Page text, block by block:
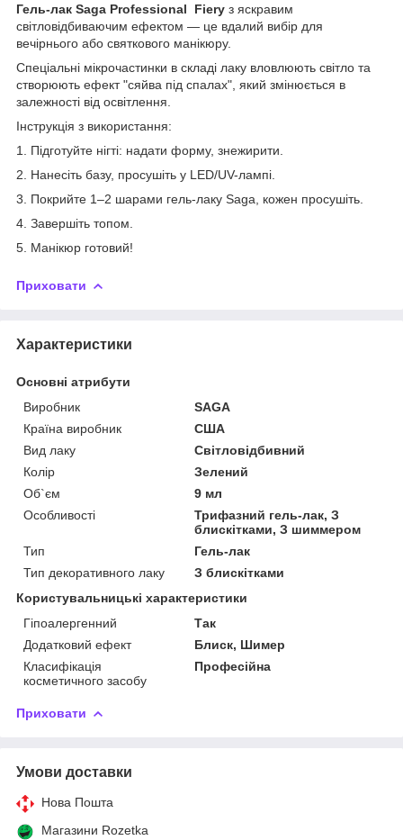
Гель-лак Saga Professional Fiery з яскравим
світловідбиваючим ефектом — це вдалий вибір для
вечірнього або святкового манікюру.
Спеціальні мікрочастинки в складі лаку вловлюють світло та
створюють ефект "сяйва під спалах", який змінюється в
залежності від освітлення.
Інструкція з використання:
1. Підготуйте нігті: надати форму, знежирити.
2. Нанесіть базу, просушіть у LED/UV-лампі.
3. Покрийте 1–2 шарами гель-лаку Saga, кожен просушіть.
4. Завершіть топом.
5. Манікюр готовий!
Приховати
Характеристики
Основні атрибути
Виробник
SAGA
Країна виробник
США
Вид лаку
Світловідбивний
Колір
Зелений
Об`єм
9 мл
Особливості
Трифазний гель-лак, З
блискітками, З шиммером
Тип
Гель-лак
Тип декоративного лаку
З блискітками
Користувальницькі характеристики
Гіпоалергенний
Так
Додатковий ефект
Блиск, Шимер
Класифікація
косметичного засобу
Професійна
Приховати
Умови доставки
Нова Пошта
Магазини Rozetka